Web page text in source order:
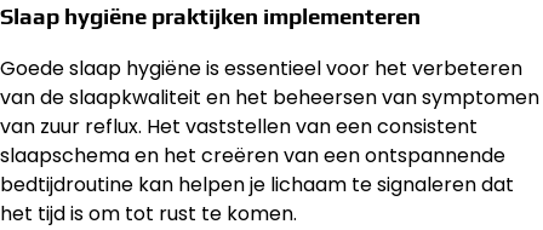
Slaap hygiëne praktijken implementeren
Goede slaap hygiëne is essentieel voor het verbeteren
van de slaapkwaliteit en het beheersen van symptomen
van zuur reflux. Het vaststellen van een consistent
slaapschema en het creëren van een ontspannende
bedtijdroutine kan helpen je lichaam te signaleren dat
het tijd is om tot rust te komen.